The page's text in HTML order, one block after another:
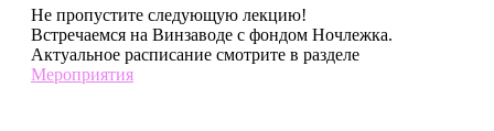
Не пропустите следующую лекцию!
Встречаемся на Винзаводе с фондом Ночлежка.
Актуальное расписание смотрите в разделе
Мероприятия